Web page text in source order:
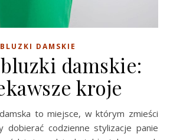
BLUZKI DAMSKIE
damskie:
kroje
dobierać codzienne stylizacje panie